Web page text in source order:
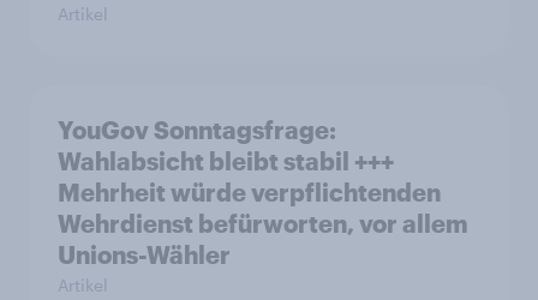
Artikel
YouGov Sonntagsfrage:
Wahlabsicht bleibt stabil +++
Mehrheit würde verpflichtenden
Wehrdienst befürworten, vor allem
Unions-Wähler
Artikel